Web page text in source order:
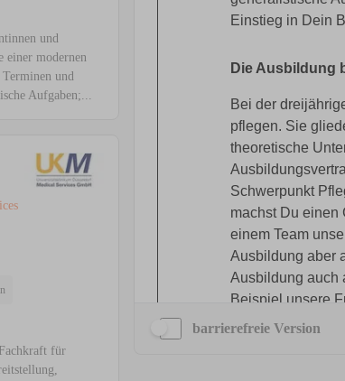
und
einer modernen
und
Aufgaben;...
für
barrierefreie Version